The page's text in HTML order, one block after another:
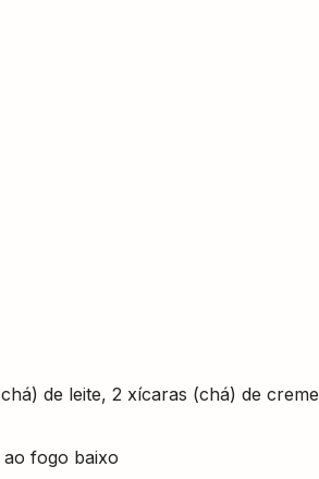
de leite, 2 xícaras (chá) de creme
fogo baixo